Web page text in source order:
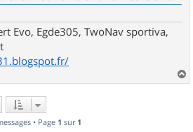
Evo, Egde305, TwoNav sportiva,
a
• Page 1 sur 1